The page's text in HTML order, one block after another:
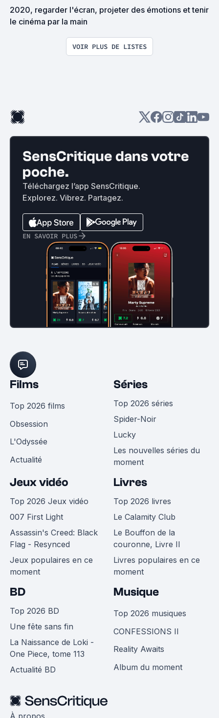
2020, regarder l'écran, projeter des émotions et tenir
le cinéma par la main
VOIR PLUS DE LISTES
SensCritique dans votre
poche.
Téléchargez l’app SensCritique.
Explorez. Vibrez. Partagez.
EN SAVOIR PLUS
Films
Top 2026 films
Obsession
L'Odyssée
Actualité
Séries
Top 2026 séries
Spider-Noir
Lucky
Les nouvelles séries du
moment
Jeux vidéo
Top 2026 Jeux vidéo
007 First Light
Assassin's Creed: Black
Flag - Resynced
Jeux populaires en ce
moment
Livres
Top 2026 livres
Le Calamity Club
Le Bouffon de la
couronne, Livre II
Livres populaires en ce
moment
BD
Top 2026 BD
Une fête sans fin
La Naissance de Loki -
One Piece, tome 113
Actualité BD
Musique
Top 2026 musiques
CONFESSIONS II
Reality Awaits
Album du moment
À propos